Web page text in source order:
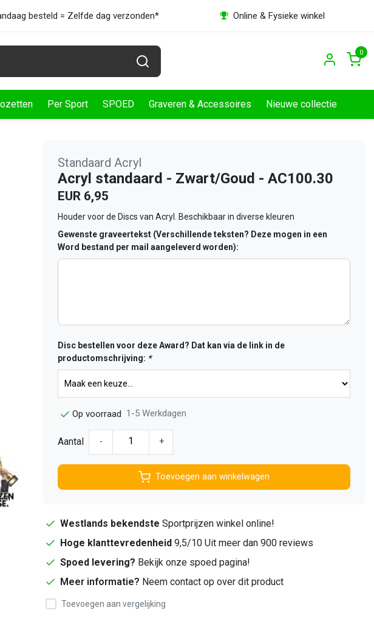
besteld = Zelfde dag verzonden* Online & Fysieke winkel
0
Per Sport SPOED Graveren & Accessoires Nieuwe collectie
Standaard Acryl
Acryl standaard - Zwart/Goud - AC100.30
EUR 6,95
Houder voor de Discs van Acryl. Beschikbaar in diverse kleuren
Gewenste graveertekst (Verschillende teksten? Deze mogen in een
Word bestand per mail aangeleverd worden):
Disc bestellen voor deze Award? Dat kan via de link in de
productomschrijving: *
Op voorraad 1-5 Werkdagen
Aantal - +
Toevoegen aan winkelwagen
Westlands bekendste Sportprijzen winkel online!
Hoge klanttevredenheid 9,5/10 Uit meer dan 900 reviews
Spoed levering? Bekijk onze spoed pagina!
Meer informatie? Neem contact op over dit product
Toevoegen aan vergelijking